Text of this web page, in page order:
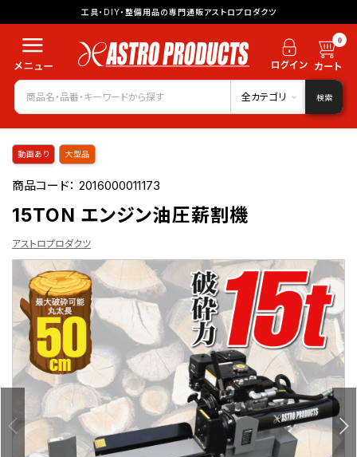
工具・DIY・整備用品の専門通販アストロプロダクツ
0
全カテゴリ 検索
動画あり 大型品
商品コード：2016000011173
15TON エンジン油圧薪割機
アストロプロダクツ